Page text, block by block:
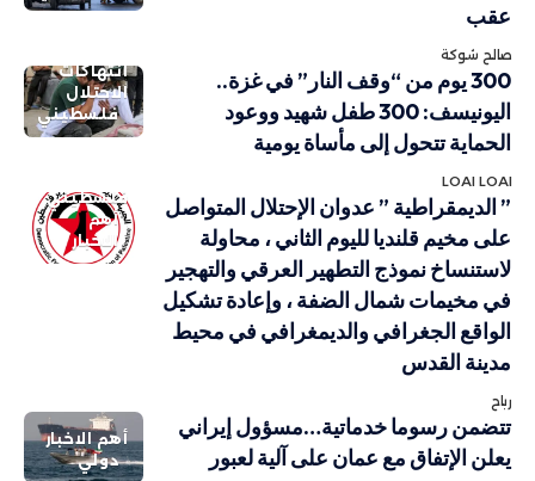
عقب
صالح شوكة
انتهاكات
الاحتلال
فلسطيني
300 يوم من “وقف النار” في غزة..
اليونيسف: 300 طفل شهيد ووعود
الحماية تتحول إلى مأساة يومية
LOAI LOAI
فلسطيني
أهم
الاخبار
” الديمقراطية ” عدوان الإحتلال المتواصل
على مخيم قلنديا لليوم الثاني ، محاولة
لاستنساخ نموذج التطهير العرقي والتهجير
في مخيمات شمال الضفة ، وإعادة تشكيل
الواقع الجغرافي والديمغرافي في محيط
مدينة القدس
رباح
أهم الاخبار
دولي
تتضمن رسوما خدماتية…مسؤول إيراني
يعلن الإتفاق مع عمان على آلية لعبور